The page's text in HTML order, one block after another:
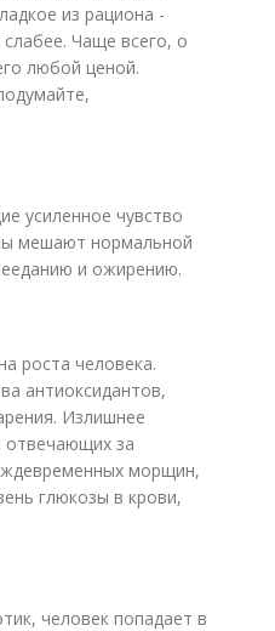
из рациона -
Чаще всего, о
любой ценой.
усиленное чувство
мешают нормальной
и ожирению.
роста человека.
антиоксидантов,
Излишнее
отвечающих за
морщин,
глюкозы в крови,
человек попадает в